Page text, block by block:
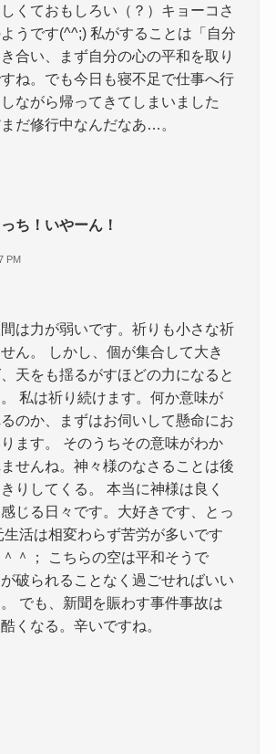
くておもしろい（？）キョーコさ
うです(^^;) 私がすることは「自分
合い、まず自分の心の平和を取り
ね。でも今日も寝不足で仕事へ行
ながら帰ってきてしまいました
まだ修行中なんだなあ…。
ち！いやーん！
PM
は力が弱いです。祈りも小さな祈
ん。 しかし、個が集合して大き
天をも揺るがすほどの力になると
私は祈り続けます。何か意味が
のか、まずはお伺いして懸命にお
ます。 そのうちその意味がわか
せんね。神々様のなさることは後
りしてくる。 本当に神様は良く
じる日々です。大好きです、とっ
生活は相変わらず苦労が多いです
＾； こちらの空は平和そうで
破られることなく過ごせればいい
でも、新聞を賑わす事件事故は
くなる。辛いですね。